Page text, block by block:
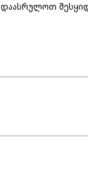
დაასრულოთ